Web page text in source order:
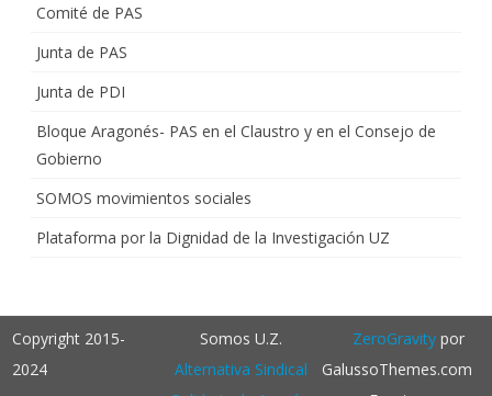
Comité de PAS
Junta de PAS
Junta de PDI
Bloque Aragonés- PAS en el Claustro y en el Consejo de
Gobierno
SOMOS movimientos sociales
Plataforma por la Dignidad de la Investigación UZ
Copyright 2015-
2024
Somos U.Z.
Alternativa Sindical
ZeroGravitypor
GalussoThemes.com